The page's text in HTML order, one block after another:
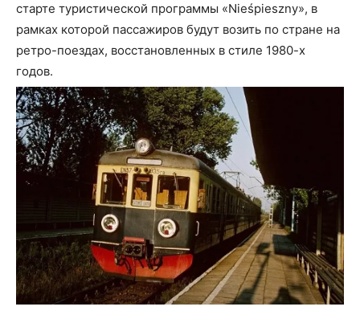
старте туристической программы «Nieśpieszny», в
рамках которой пассажиров будут возить по стране на
ретро-поездах, восстановленных в стиле 1980-х
годов.